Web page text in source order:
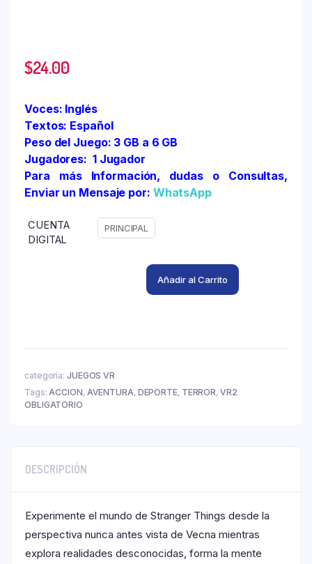
$24.00
Voces: Inglés
Textos: Español
Peso del Juego: 3 GB a 6 GB
Jugadores: 1 Jugador
Para más Información, dudas o Consultas,
Enviar un Mensaje por: WhatsApp
CUENTA
DIGITAL
PRINCIPAL
Añadir al Carrito
categoría: JUEGOS VR
Tags: ACCION, AVENTURA, DEPORTE, TERROR, VR2
OBLIGATORIO
DESCRIPCIÓN
Experimente el mundo de Stranger Things desde la
perspectiva nunca antes vista de Vecna mientras
explora realidades desconocidas, forma la mente